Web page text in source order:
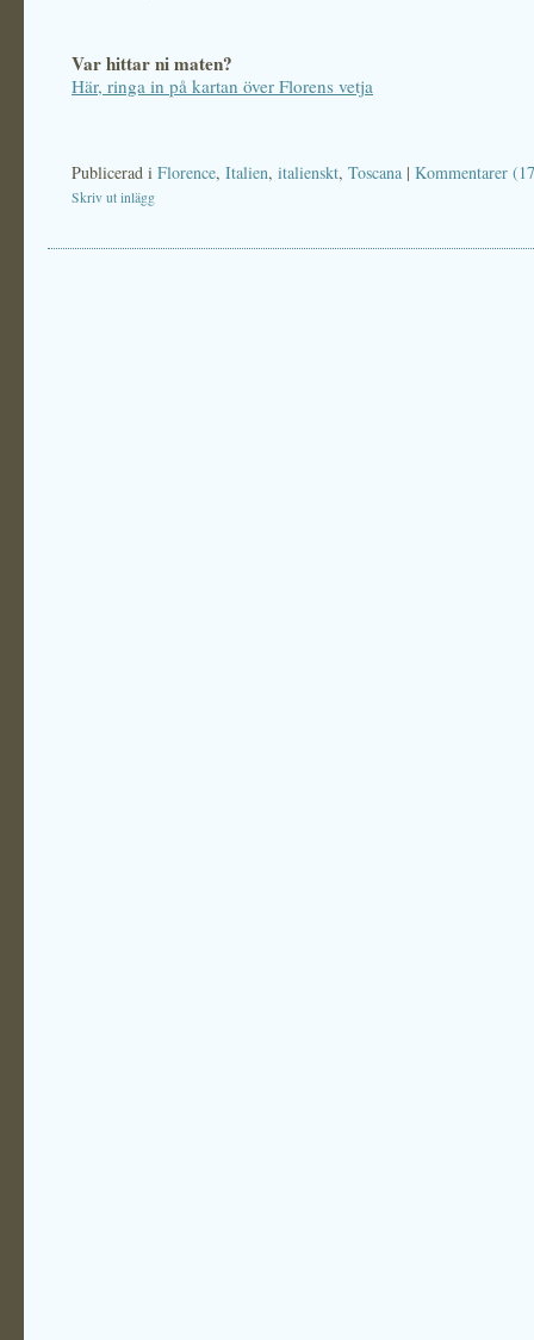
Var hittar ni maten?
Här, ringa in på kartan över Florens vetja
Publicerad i Florence, Italien, italienskt, Toscana | Kommentarer
Skriv ut inlägg